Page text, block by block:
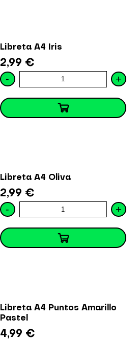
Libreta A4 Iris
2,99 €
- +
Libreta A4 Oliva
2,99 €
- +
Libreta A4 Puntos Amarillo
Pastel
4,99 €